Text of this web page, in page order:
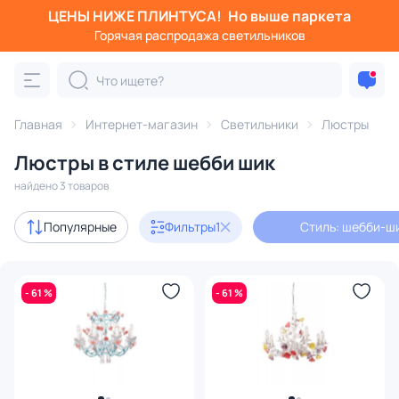
ЦЕНЫ НИЖЕ ПЛИНТУСА! Но выше паркета
Горячая распродажа светильников
Главная Интернет-магазин Светильники Люстры
Люстры в стиле шебби шик
найдено 3 товаров
Популярные Фильтры1 Стиль: шебби-
- 61 % - 61 %
Фильтры
Категория:
подвесные потолочные светодиодные
Акции 3
Цена